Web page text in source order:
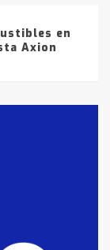
en
Axion
en la